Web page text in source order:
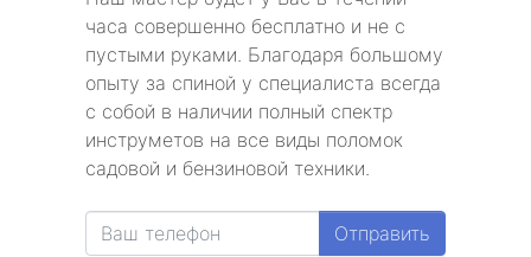
часа совершенно бесплатно и не с
пустыми руками. Благодаря большому
опыту за спиной у специалиста всегда
с собой в наличии полный спектр
инструметов на все виды поломок
садовой и бензиновой техники.
Отправить